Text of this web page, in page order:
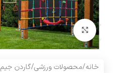
بزرگنمایی تصویر
خانه/محصولات ورزشی/گاردن جیم